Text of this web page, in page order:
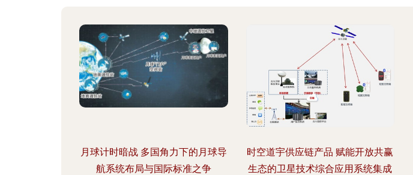
月球计时暗战 多国角力下的月球导
航系统布局与国际标准之争
时空道宇供应链产品 赋能开放共赢
生态的卫星技术综合应用系统集成